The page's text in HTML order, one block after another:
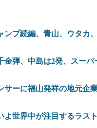
プ続編、青山、ウタカ
弾、中島は2発、スー
ーに福山発祥の地元企
世界中が注目するラス